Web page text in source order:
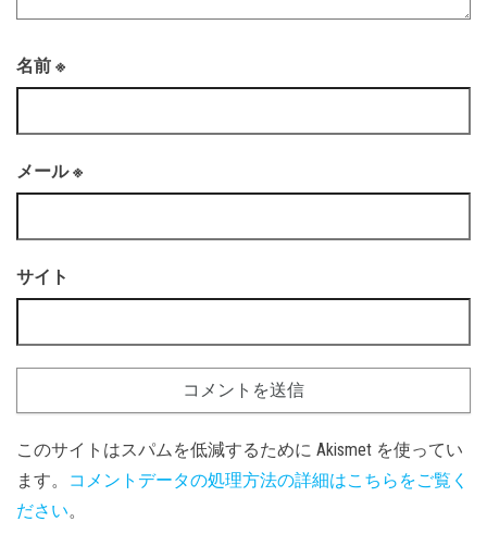
名前 ※
メール※
サイト
このサイトはスパムを低減するために Akismet を使ってい
ます。
コメントデータの処理方法の詳細はこちらをご覧く
ださい。